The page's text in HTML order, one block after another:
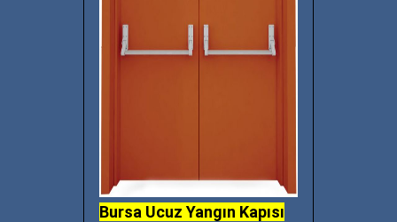
Bursa Ucuz Yangın Kapısı